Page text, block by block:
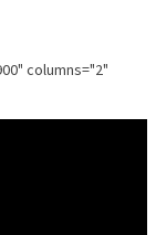
columns="2"